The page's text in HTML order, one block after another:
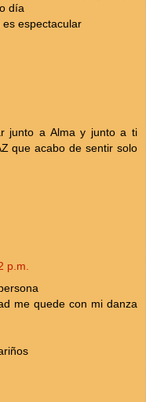
día
es espectacular
junto a Alma y junto a ti
que acabo de sentir solo
p.m.
me quede con mi danza